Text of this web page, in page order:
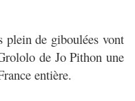
plein de giboulées vont
de Jo Pithon une
entière.